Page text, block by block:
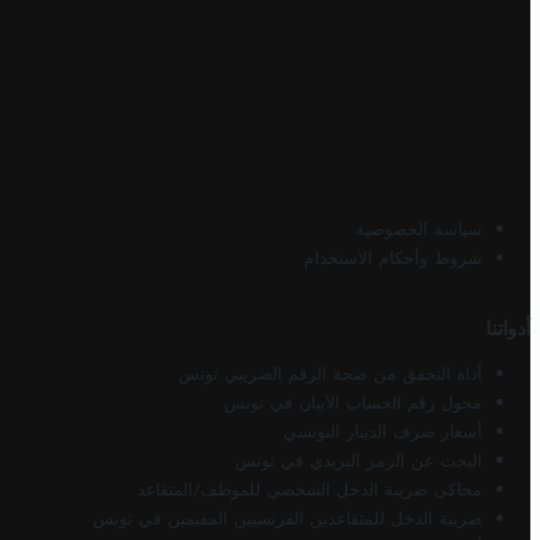
سياسة الخصوصية
شروط وأحكام الاستخدام
أدواتنا
أداة التحقق من صحة الرقم الضريبي تونس
محول رقم الحساب الآيبان في تونس
أسعار صرف الدينار التونسي
البحث عن الرمز البريدي في تونس
محاكي ضريبة الدخل الشخصي للموظف/المتقاعد
ضريبة الدخل للمتقاعدين الفرنسيين المقيمين في تونس